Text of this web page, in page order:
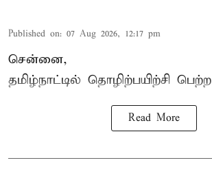
Published on: 07 Aug 2026, 12:17 pm
சென்னை,
தமிழ்நாட்டில் தொழிற்பயிற்சி பெற்ற
Read More